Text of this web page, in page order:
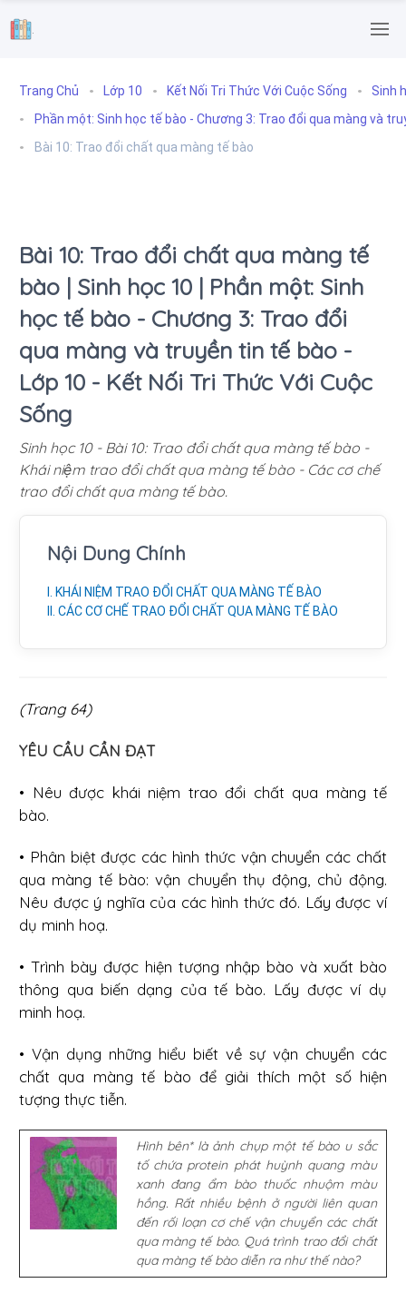
.
Trang Chủ Lớp 10 Kết Nối Tri Thức Với Cuộc Sống
Sinh
Phần một: Sinh học tế bào - Chương 3: Trao đổi qua màng và
Bài 10: Trao đổi chất qua màng tế bào
Bài 10: Trao đổi chất qua màng tế
bào | Sinh học 10 | Phần một: Sinh
học tế bào - Chương 3: Trao đổi
qua màng và truyền tin tế bào -
Lớp 10 - Kết Nối Tri Thức Với Cuộc
Sống
Sinh học 10 - Bài 10: Trao đổi chất qua màng tế bào -
Khái niệm trao đổi chất qua màng tế bào - Các cơ chế
trao đổi chất qua màng tế bào.
Nội Dung Chính
I. KHÁI NIỆM TRAO ĐỔI CHẤT QUA MÀNG TẾ BÀO
II. CÁC CƠ CHẾ TRAO ĐỔI CHẤT QUA MÀNG TẾ BÀO
(Trang 64)
YÊU CẦU CẦN ĐẠT
• Nêu được khái niệm trao đổi chất qua màng tế
bào.
• Phân biệt được các hình thức vận chuyển các chất
qua màng tế bào: vận chuyển thụ động, chủ động.
Nêu được ý nghĩa của các hình thức đó. Lấy được ví
dụ minh hoạ.
• Trình bày được hiện tượng nhập bào và xuất bào
thông qua biến dạng của tế bào. Lấy được ví dụ
minh hoạ.
• Vận dụng những hiểu biết về sự vận chuyển các
chất qua màng tế bào để giải thích một số hiện
tượng thực tiễn.
Hình bên* là ảnh chụp một tế bào u sắc
tố chứa protein phát huỳnh quang màu
xanh đang ẩm bào thuốc nhuộm màu
hồng. Rất nhiều bệnh ở người liên quan
đến rối loạn cơ chế vận chuyển các chất
qua màng tế bào. Quá trình trao đổi chất
qua màng tếbào diễn ra như thế nào?